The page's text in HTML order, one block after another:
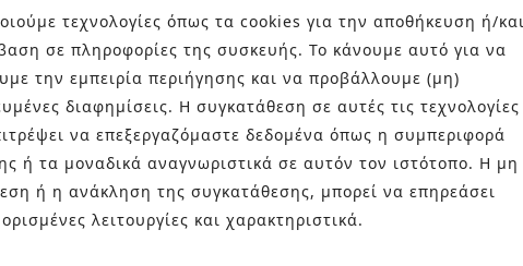
τεχνολογίες όπως τα cookies για την αποθήκευση ή/και
σε πληροφορίες της συσκευής. Το κάνουμε αυτό για να
την εμπειρία περιήγησης και να προβάλλουμε (μη)
διαφημίσεις. Η συγκατάθεση σε αυτές τις τεχνολογίες
να επεξεργαζόμαστε δεδομένα όπως η συμπεριφορά
ή τα μοναδικά αναγνωριστικά σε αυτόν τον ιστότοπο. Η μη
ή η ανάκληση της συγκατάθεσης, μπορεί να επηρεάσει
λειτουργίες και χαρακτηριστικά.
την επιθυμία…